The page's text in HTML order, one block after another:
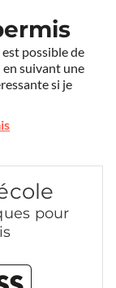
possible de
en suivant une
si je
pour